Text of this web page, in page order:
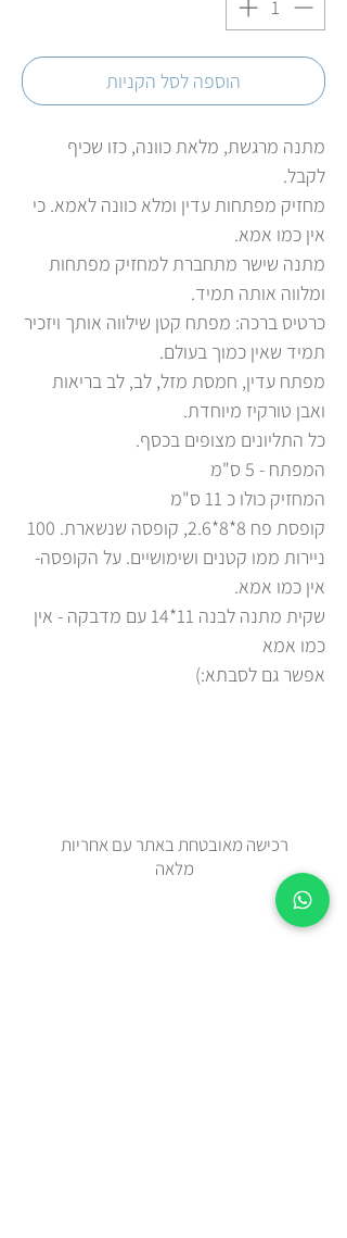
הוספה לסל הקניות
מתנה מרגשת, מלאת כוונה, כזו שכיף
לקבל.
מחזיק מפתחות עדין ומלא כוונה לאמא. כי
אין כמו אמא.
מתנה שישר מתחברת למחזיק מפתחות
ומלווה אותה תמיד.
כרטיס ברכה: מפתח קטן שילווה אותך ויזכיר
תמיד שאין כמוך בעולם.
מפתח עדין, חמסת מזל, לב, לב בריאות
ואבן טורקיז מיוחדת.
כל התליונים מצופים בכסף.
המפתח - 5 ס"מ
המחזיק כולו כ 11 ס"מ
קופסת פח 8*8*2.6, קופסה שנשארת. 100
ניירות ממו קטנים ושימושיים. על הקופסה-
אין כמו אמא.
שקית מתנה לבנה 11*14 עם מדבקה - אין
כמו אמא
אפשר גם לסבתא:)
רכישה מאובטחת באתר עם אחריות
מלאה